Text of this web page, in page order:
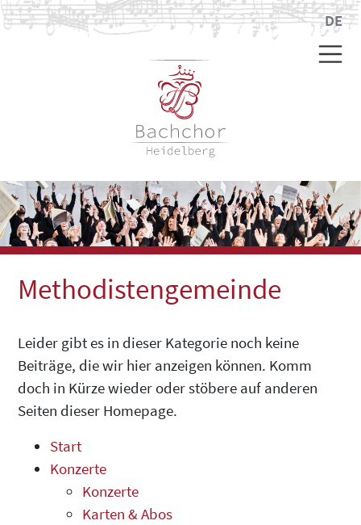
DE
Methodistengemeinde
Leider gibt es in dieser Kategorie noch keine
Beiträge, die wir hier anzeigen können. Komm
doch in Kürze wieder oder stöbere auf anderen
Seiten dieser Homepage.
Start
Konzerte
Konzerte
Karten & Abos